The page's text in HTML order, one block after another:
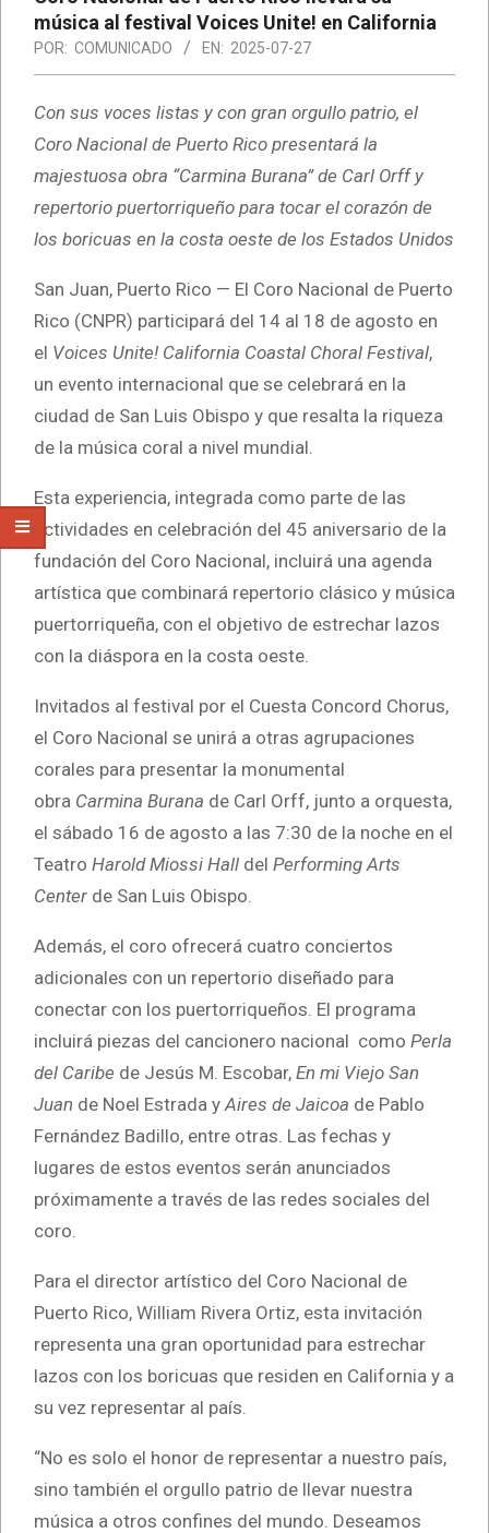
música al festival Voices Unite! en California
POR: COMUNICADO EN: 2025-07-27
Con sus voces listas y con gran orgullo patrio, el
Coro Nacional de Puerto Rico presentará la
majestuosa obra “Carmina Burana” de Carl Orff y
repertorio puertorriqueño para tocar el corazón de
los boricuas en la costa oeste de los Estados Unidos
San Juan, Puerto Rico — El Coro Nacional de Puerto
Rico (CNPR) participará del 14 al 18 de agosto en
el Voices Unite! California Coastal Choral Festival,
un evento internacional que se celebrará en la
ciudad de San Luis Obispo y que resalta la riqueza
de la música coral a nivel mundial.
Esta experiencia, integrada como parte de las
actividades en celebración del 45 aniversario de la
fundación del Coro Nacional, incluirá una agenda
artística que combinará repertorio clásico y música
puertorriqueña, con el objetivo de estrechar lazos
con la diáspora en la costa oeste.
Invitados al festival por el Cuesta Concord Chorus,
el Coro Nacional se unirá a otras agrupaciones
corales para presentar la monumental
obra Carmina Burana de Carl Orff, junto a orquesta,
el sábado 16 de agosto a las 7:30 de la noche en el
Teatro Harold Miossi Hall del Performing Arts
Center de San Luis Obispo.
Además, el coro ofrecerá cuatro conciertos
adicionales con un repertorio diseñado para
conectar con los puertorriqueños. El programa
incluirá piezas del cancionero nacional como Perla
del Caribe de Jesús M. Escobar, En mi Viejo San
Juan de Noel Estrada y Aires de Jaicoa de Pablo
Fernández Badillo, entre otras. Las fechas y
lugares de estos eventos serán anunciados
próximamente a través de las redes sociales del
coro.
Para el director artístico del Coro Nacional de
Puerto Rico, William Rivera Ortiz, esta invitación
representa una gran oportunidad para estrechar
lazos con los boricuas que residen en California y a
su vez representar al país.
“No es solo el honor de representar a nuestro país,
sino también el orgullo patrio de llevar nuestra
música a otros confines del mundo. Deseamos